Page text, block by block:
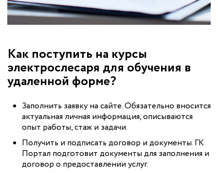
Как поступить на курсы
электрослесаря для обучения в
удаленной форме?
Заполнить заявку на сайте. Обязательно вносится
актуальная личная информация, описываются
опыт работы, стаж и задачи.
Получить и подписать договор и документы. ГК
Портал подготовит документы для заполнения и
договор о предоставлении услуг.